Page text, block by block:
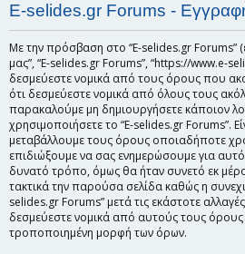
E-selides.gr Forums -
Με την πρόσβαση στο “E-selides.gr Forums”
μας”, “E-selides.gr Forums”, “https://www.e-
δεσμεύεστε νομικά από τους όρους που
ότι δεσμεύεστε νομικά από όλους τους
παρακαλούμε μη δημιουργήσετε κάποιον
χρησιμοποιήσετε το “E-selides.gr Forums”.
μεταβάλλουμε τους όρους οποιαδήποτε
επιδιώξουμε να σας ενημερώσουμε για
δυνατό τρόπο, όμως θα ήταν συνετό εκ
τακτικά την παρούσα σελίδα καθώς η
selides.gr Forums” μετά τις εκάστοτε
δεσμεύεστε νομικά από αυτούς τους όρους
τροποποιημένη μορφή των όρων.